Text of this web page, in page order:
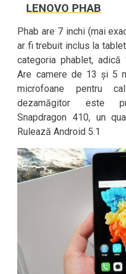
LENOVO PHAB
Phab are 7 inchi (mai
ar fi trebuit inclus la
categoria phablet,
Are camere de 13 și 5
microfoane pentru
dezamăgitor este
Snapdragon 410, un
Rulează Android 5.1